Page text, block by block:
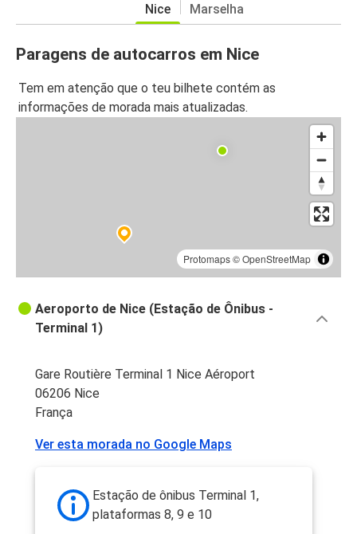
Nice Marselha
Paragens de autocarros em Nice
Tem em atenção que o teu bilhete contém as
informações de morada mais atualizadas.
Protomaps©OpenStreetMap
Aeroporto de Nice (Estação de Ônibus -
Terminal 1)
Gare Routière Terminal 1 Nice Aéroport
06206 Nice
França
Ver esta morada no Google Maps
Estação de ônibus Terminal 1,
plataformas 8, 9 e 10